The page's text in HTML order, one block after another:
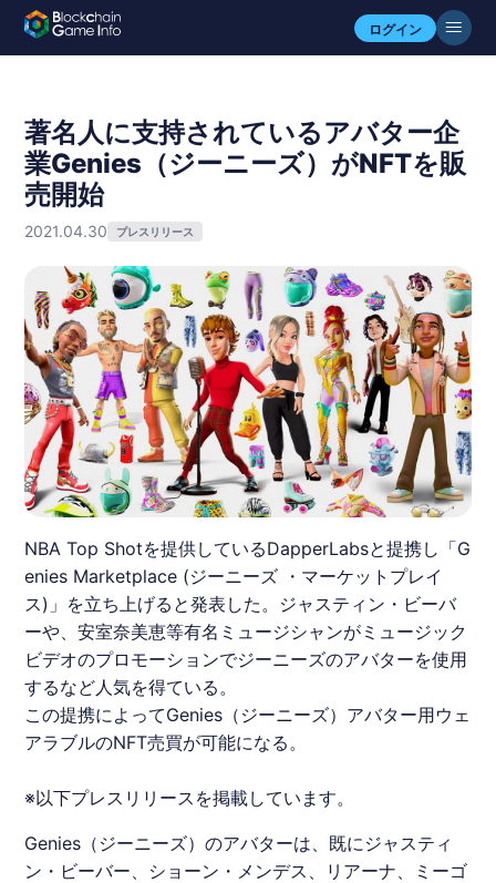
ログイン
著名人に支持されているアバター企
業Genies（ジーニーズ）がNFTを販
売開始
2021.04.30 プレスリリース
NBA Top Shotを提供しているDapperLabsと提携し「G
enies Marketplace (ジーニーズ ・マーケットプレイ
ス)」を立ち上げると発表した。ジャスティン・ビーバ
ーや、安室奈美恵等有名ミュージシャンがミュージック
ビデオのプロモーションでジーニーズのアバターを使用
するなど人気を得ている。
この提携によってGenies（ジーニーズ）アバター用ウェ
アラブルのNFT売買が可能になる。
※以下プレスリリースを掲載しています。
Genies （ジーニーズ）のアバターは、既にジャスティ
ン・ビーバー、ショーン・メンデス、リアーナ、ミーゴ